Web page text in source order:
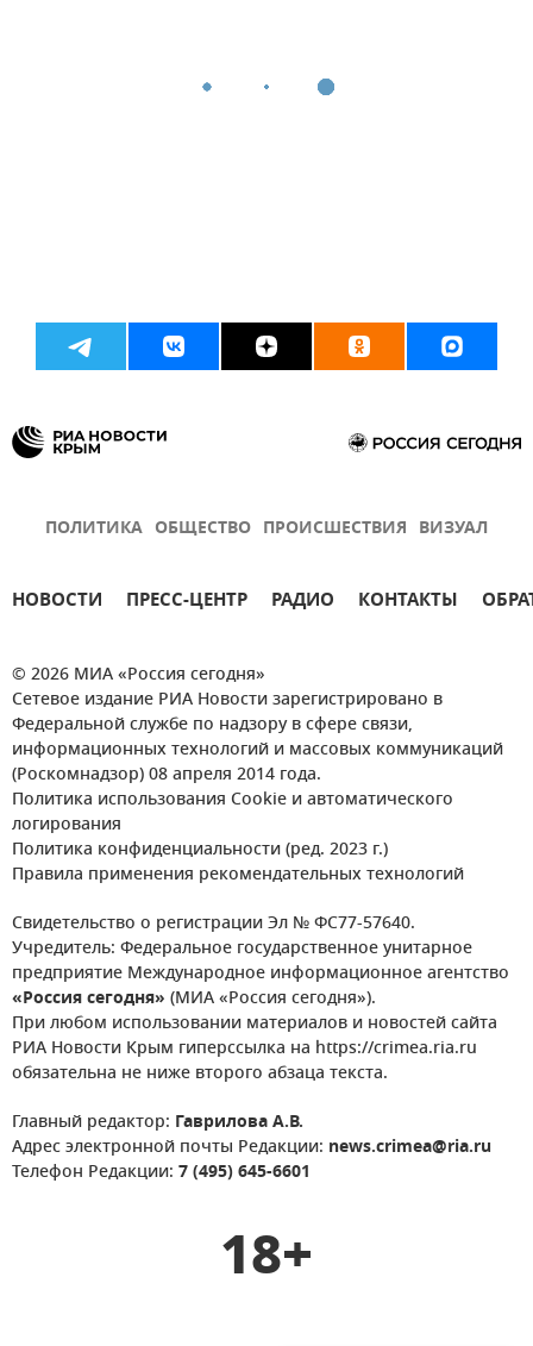
ПОЛИТИКА ОБЩЕСТВО ПРОИСШЕСТВИЯ ВИЗУАЛ
НОВОСТИ ПРЕСС-ЦЕНТР РАДИО КОНТАКТЫ
© 2026 МИА «Россия сегодня»
Сетевое издание РИА Новости зарегистрировано в
Федеральной службе по надзору в сфере связи,
информационных технологий и массовых коммуникаций
(Роскомнадзор) 08 апреля 2014 года.
Политика использования Cookie и автоматического
логирования
Политика конфиденциальности (ред. 2023 г.)
Правила применения рекомендательных технологий
Свидетельство о регистрации Эл № ФС77-57640.
Учредитель: Федеральное государственное унитарное
предприятие Международное информационное агентство
«Россия сегодня» (МИА «Россия сегодня»).
При любом использовании материалов и новостей сайта
РИА Новости Крым гиперссылка на https://crimea.ria.ru
обязательна не ниже второго абзаца текста.
Главный редактор: Гаврилова А.В.
Адрес электронной почты Редакции: news.crimea@ria.ru
Телефон Редакции: 7 (495) 645-6601
18+